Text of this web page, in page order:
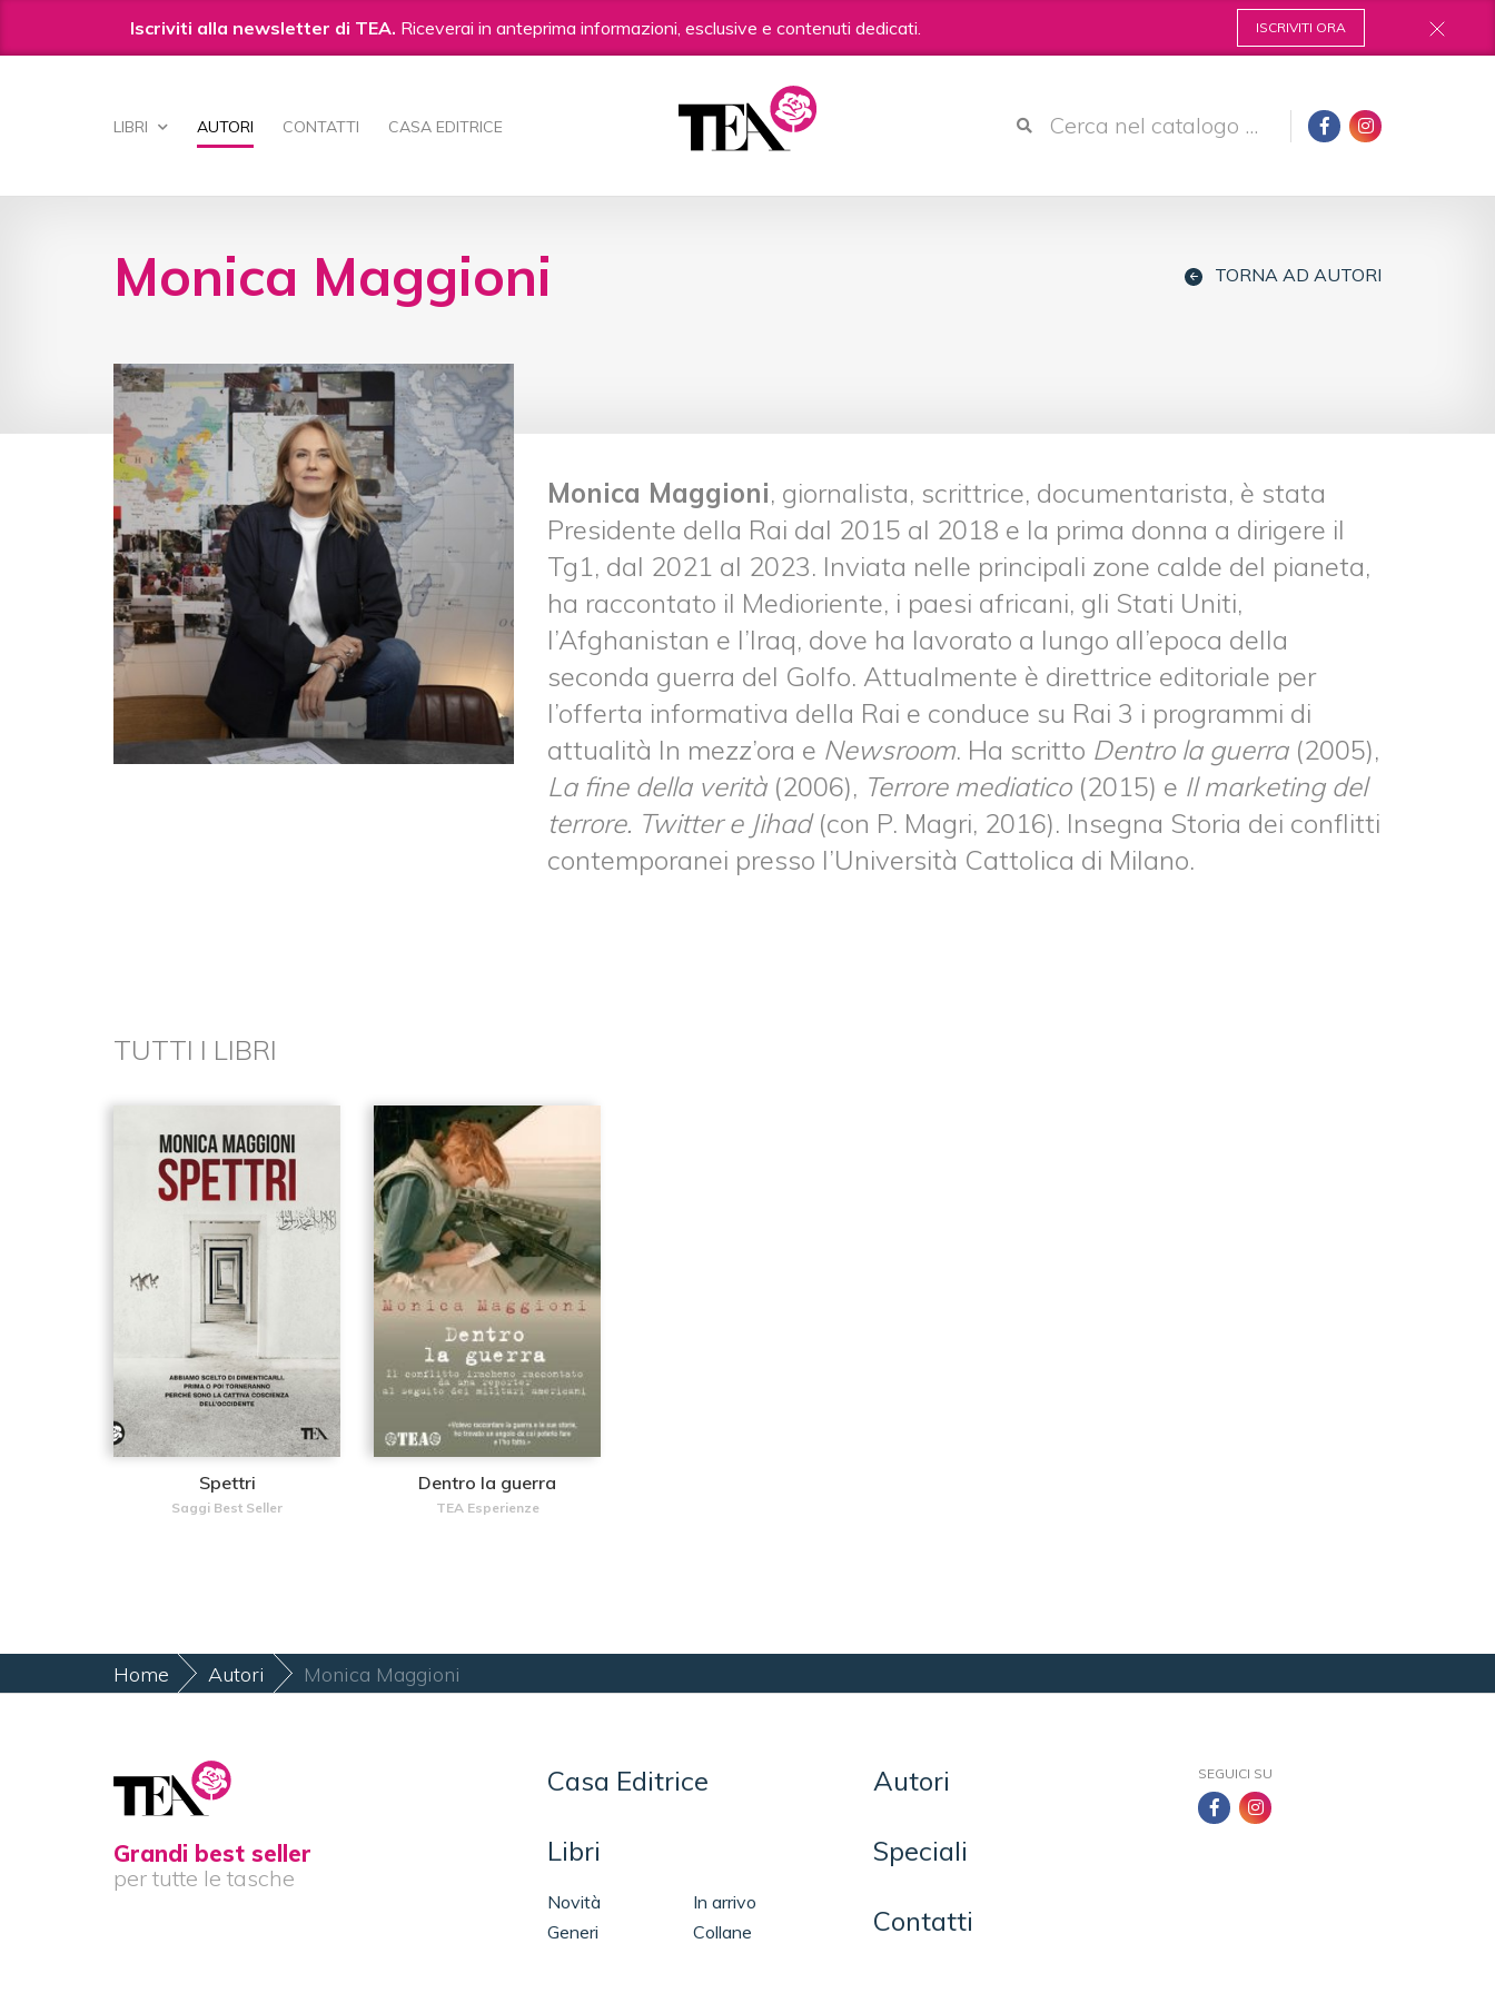
Iscriviti alla newsletter di TEA. Riceverai in anteprima informazioni, esclusive e contenuti dedicati. ISCRIVITI ORA
LIBRI AUTORI CONTATTI CASA EDITRICE
contenuti.
Monica Maggioni TORNA AD AUTORI
Monica Maggioni, giornalista, scrittrice, documentarista, è stata
Presidente della Rai dal 2015 al 2018 e la prima donna a dirigere il
Tg1, dal 2021 al 2023. Inviata nelle principali zone calde del pianeta,
ha raccontato il Medioriente, i paesi africani, gli Stati Uniti,
l’Afghanistan e l’Iraq, dove ha lavorato a lungo all’epoca della
seconda guerra del Golfo. Attualmente è direttrice editoriale per
l’offerta informativa della Rai e conduce su Rai 3 i programmi di
attualità In mezz’ora e Newsroom. Ha scritto Dentro la guerra(2005),
La fine della verità(2006), Terrore mediatico(2015) e Il marketing del
terrore. Twitter e Jihad (con P. Magri, 2016). Insegna Storia dei conflitti
contemporanei presso l’Università Cattolica di Milano.
TUTTI I LIBRI
Spettri
Saggi Best Seller
Dentro la guerra
TEA Esperienze
Home Autori Monica Maggioni
Grandi best seller
per tutte le tasche
Casa Editrice
Libri
Novità
In arrivo
Generi
Collane
Autori
Speciali
Contatti
SEGUICI SU